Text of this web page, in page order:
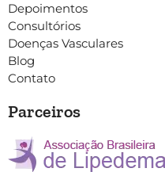
Depoimentos
Consultórios
Doenças Vasculares
Blog
Contato
Parceiros